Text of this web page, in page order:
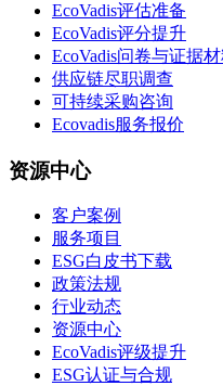
EcoVadis评估准备
EcoVadis评分提升
EcoVadis问卷与证据
供应链尽职调查
可持续采购咨询
Ecovadis服务报价
资源中心
客户案例
服务项目
ESG白皮书下载
政策法规
行业动态
资源中心
EcoVadis评级提升
ESG认证与合规